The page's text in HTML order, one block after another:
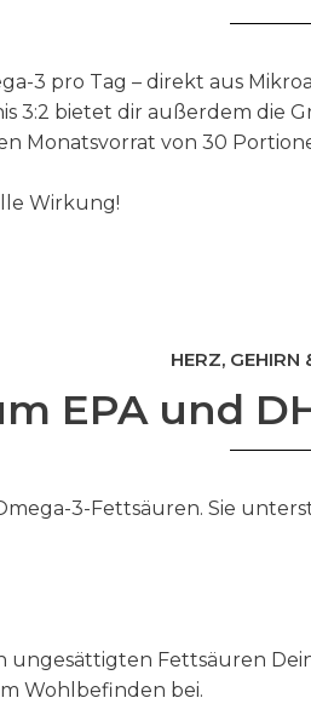
3 pro Tag – direkt aus
3:2 bietet dir außerdem
Monatsvorrat von 30
Wirkung!
HERZ, GEHIRN
EPA und
3-Fettsäuren. Sie
ungesättigten Fettsäuren
Wohlbefinden bei.